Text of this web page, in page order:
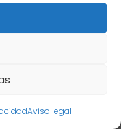
Aviso legal
y enlaces
y desventajas